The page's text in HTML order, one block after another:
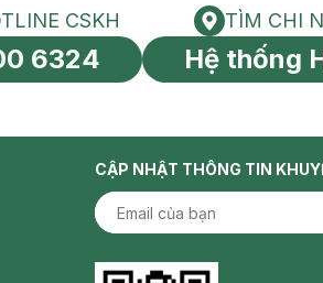
toàn cầu
HOTLINE CSKH
CSKH
6324
TÌM CHI
Hệ thống
CẬP NHẬT THÔNG TIN